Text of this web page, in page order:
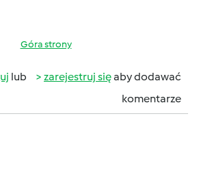
Góra strony
lub zarejestruj sięaby dodawać
komentarze